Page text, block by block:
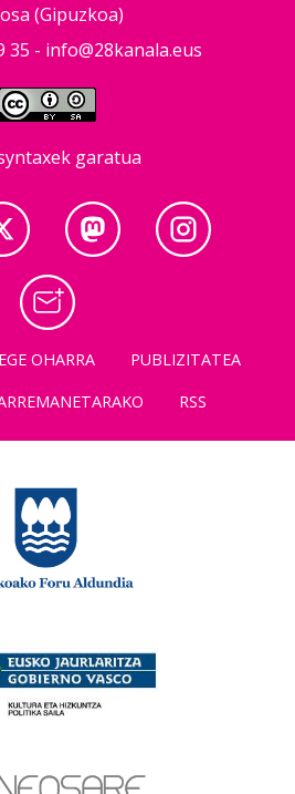
(Gipuzkoa)
35 - info@28kanala.eus
garatua
OHARRA
PUBLIZITATEA
RSS